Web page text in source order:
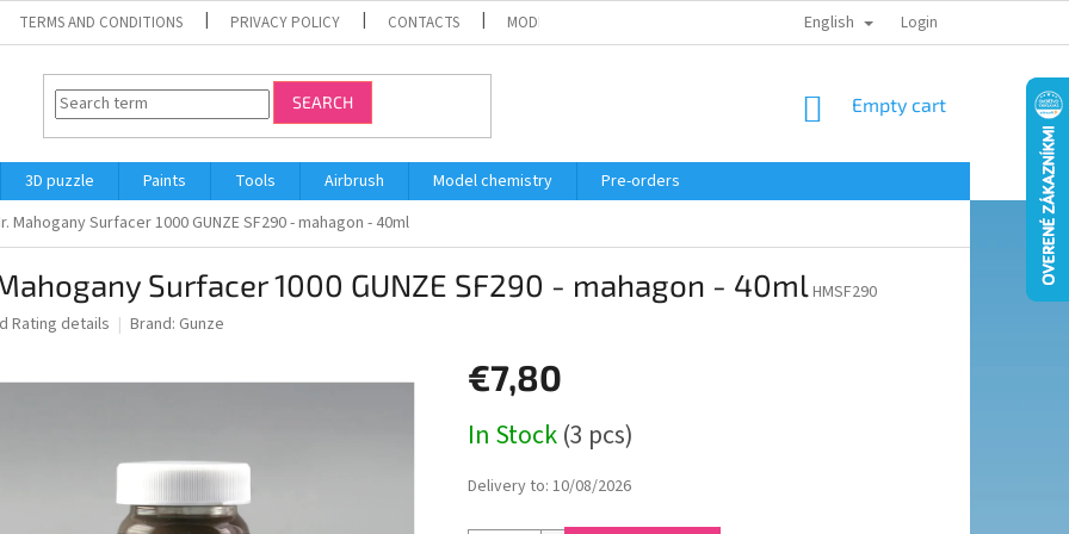
TERMS AND CONDITIONS PRIVACY POLICY CONTACTS MODELING COURSE English Login
SEARCH
SHOPPING
Empty cart
3D puzzle Paints Tools Airbrush Model chemistry
Pre-orders
Mahogany Surfacer 1000 GUNZE SF290 - mahagon - 40ml
Surfacer 1000 GUNZE SF290 - mahagon - 40mlHMSF290
Rating details Brand: Gunze
€7,80
price:
In Stock(3 pcs)
Delivery to: 10/08/2026